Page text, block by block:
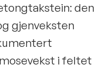
den
gjenveksten
i feltet